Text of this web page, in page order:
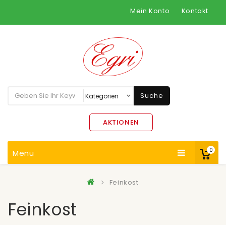
Mein Konto Kontakt
0
Suche
AKTIONEN
Menu
Feinkost
Feinkost